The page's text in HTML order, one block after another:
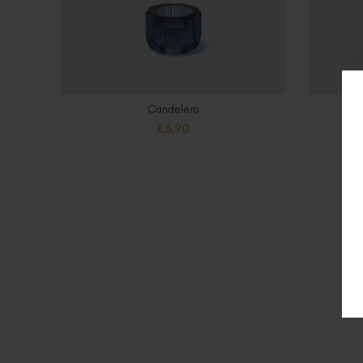
AÑADIR AL CARRITO
Candelero
€6,90